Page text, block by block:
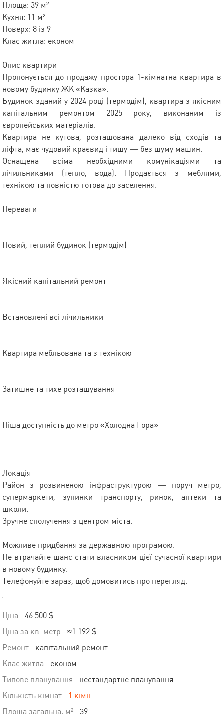
Площа: 39 м²
Кухня: 11 м²
Поверх: 8 із 9
Клас житла: економ
Опис квартири
Пропонується до продажу простора 1-кімнатна квартира в
новому будинку ЖК «Казка».
Будинок зданий у 2024 році (термодім), квартира з якісним
капітальним ремонтом 2025 року, виконаним із
європейських матеріалів.
Квартира не кутова, розташована далеко від сходів та
ліфта, має чудовий краєвид і тишу — без шуму машин.
Оснащена всіма необхідними комунікаціями та
лічильниками (тепло, вода). Продається з меблями,
технікою та повністю готова до заселення.
Переваги
Новий, теплий будинок (термодім)
Якісний капітальний ремонт
Встановлені всі лічильники
Квартира мебльована та з технікою
Затишне та тихе розташування
Піша доступність до метро «Холодна Гора»
Локація
Район з розвиненою інфраструктурою — поруч метро,
супермаркети, зупинки транспорту, ринок, аптеки та
школи.
Зручне сполучення з центром міста.
Можливе придбання за державною програмою.
Не втрачайте шанс стати власником цієї сучасної квартири
в новому будинку.
Телефонуйте зараз, щоб домовитись про перегляд.
Ціна: 46 500 $
Ціна за кв. метр: ≈1 192 $
Ремонт: капітальний ремонт
Клас житла: економ
Типове планування: нестандартне планування
Кількість кімнат:
1 кімн.
Площа загальна, м²: 39